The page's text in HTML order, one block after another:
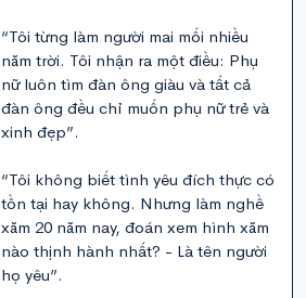
“Tôi từng làm người mai mối nhiều
năm trời. Tôi nhận ra một điều: Phụ
nữ luôn tìm đàn ông giàu và tất cả
đàn ông đều chỉ muốn phụ nữ trẻ và
xinh đẹp”.
“Tôi không biết tình yêu đích thực có
tồn tại hay không. Nhưng làm nghề
xăm 20 năm nay, đoán xem hình xăm
nào thịnh hành nhất? - Là tên người
họ yêu”.